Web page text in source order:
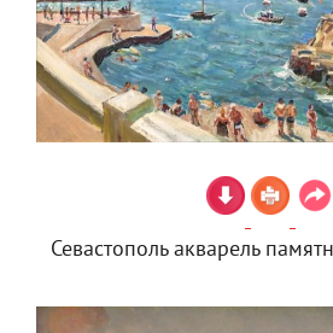
Севастополь акварель